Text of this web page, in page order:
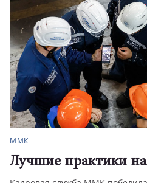
Политика
Законы августа